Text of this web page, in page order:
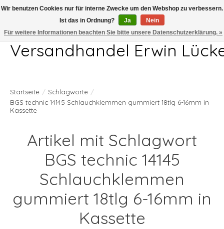
Telefon 04407 715872 MO-DO 7.00-17.00Uhr FR 7.00-13.00Uhr
Versandhandel Erwin
Startseite / Schlagworte /
BGS technic 14145 Schlauchklemmen gummiert 18tlg 6-16mm in
Kassette
Artikel mit Schlagwort
BGS technic 14145
Schlauchklemmen
gummiert 18tlg 6-16mm in
Kassette
Wir benutzen Cookies nur für interne Zwecke um den Webshop zu verbessern.
Ist das in Ordnung?
Ja
Nein
Für weitere Informationen beachten Sie bitte unsere Datenschutzerklärung. »